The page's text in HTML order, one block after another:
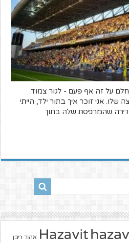
חלם על זה אף פעם - לגור צמוד
שלו. אני זוכר איך בתור ילד, הייתי
שהמרפסת שלה בתוך
Hazavit אהוד ריבן